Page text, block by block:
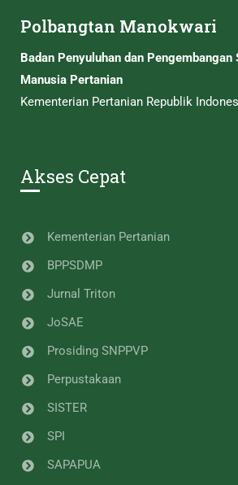
Polbangtan Manokwari
Badan Penyuluhan dan Pengembangan
Manusia Pertanian
Kementerian Pertanian Republik
Akses Cepat
Kementerian Pertanian
BPPSDMP
Jurnal Triton
JoSAE
Prosiding SNPPVP
Perpustakaan
SISTER
SPI
SAPAPUA